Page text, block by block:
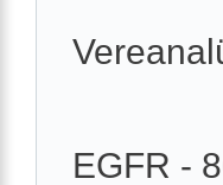
EGFR -